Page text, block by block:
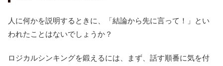
人に何かを説明するときに、「結論から先に言って！」とい
われたことはないでしょうか？
ロジカルシンキングを鍛えるには、まず、話す順番に気を付